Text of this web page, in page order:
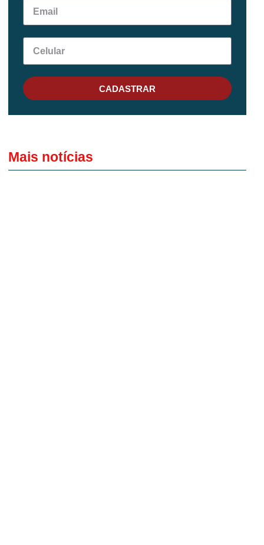
CADASTRAR
Mais notícias